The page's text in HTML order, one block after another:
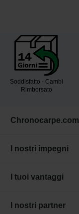
Soddisfatto - Cambi
Rimborsato
Chronocarpe.com
I nostri impegni
I tuoi vantaggi
I nostri partner